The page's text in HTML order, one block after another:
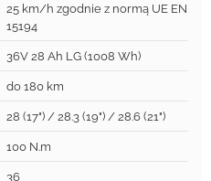
25 km/h zgodnie z normą UE EN
15194
36V 28 Ah LG (1008 Wh)
do 180 km
28 (17") / 28.3 (19") / 28.6 (21")
100 N.m
36